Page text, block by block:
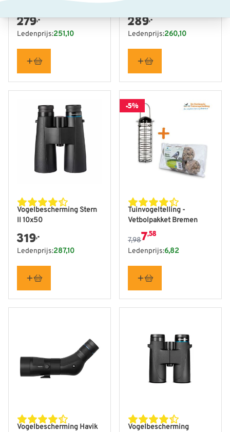
279,-
Ledenprijs:251,10
289,-
Ledenprijs:260,10
Vogelbescherming Stern
II 10x50
319,-
Ledenprijs:287,10
-5%
Tuinvogeltelling -
Vetbolpakket Bremen
De prijs is afhankelijk van
7,987,58
Ledenprijs:6,82
Vogelbescherming Havik
Vogelbescherming